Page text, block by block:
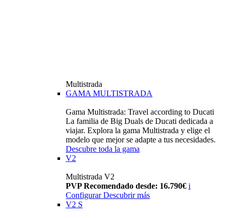
Multistrada
GAMA MULTISTRADA
Gama Multistrada: Travel according to Ducati
La familia de Big Duals de Ducati dedicada a
viajar. Explora la gama Multistrada y elige el
modelo que mejor se adapte a tus necesidades.
Descubre toda la gama
V2
Multistrada V2
PVP Recomendado desde: 16.790€ i
Configurar Descubrir más
V2 S